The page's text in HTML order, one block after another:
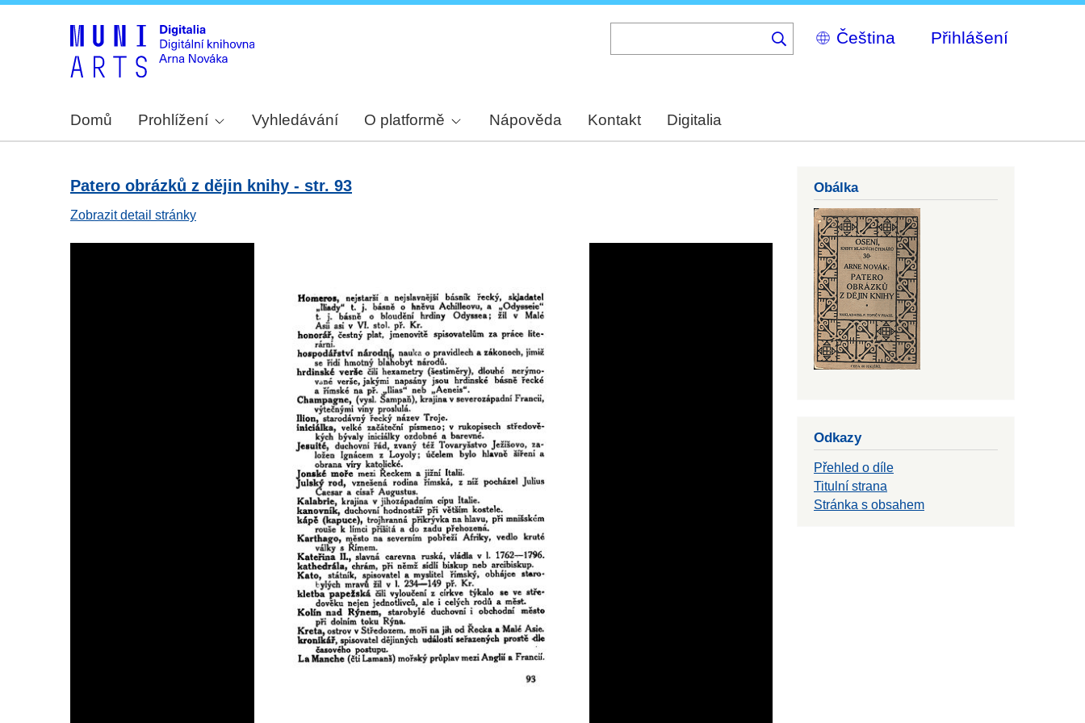
Select
your
Přihlášení
Domů Prohlížení Vyhledávání O platformě Nápověda Kontakt Digitalia
Patero obrázků z dějin knihy - str. 93
Zobrazit detail stránky
Obálka
Odkazy
Přehled o díle
Titulní strana
Stránka s obsahem